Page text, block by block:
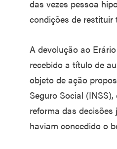
das vezes pessoa
condições de restituir
A devolução ao
recebido a título de
objeto de ação
Seguro Social
reforma das decisões
haviam concedido o